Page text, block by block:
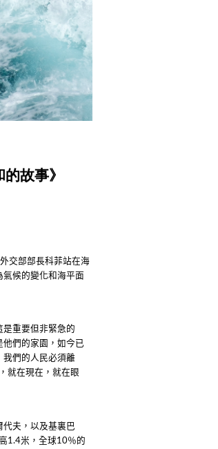
故事》
交部部長科菲站在海
候的變化和海平面
重要但非緊急的
們的家園，如今已
我們的人民必須離
就在現在，就在眼
夫，以及基裏巴
1.4米，全球10％的